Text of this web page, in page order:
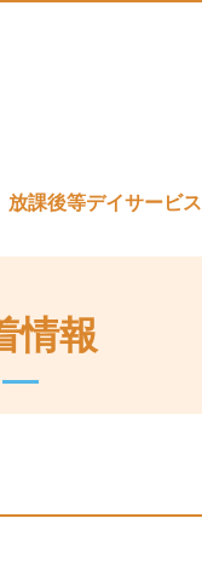
放課後等デイサービス
情報